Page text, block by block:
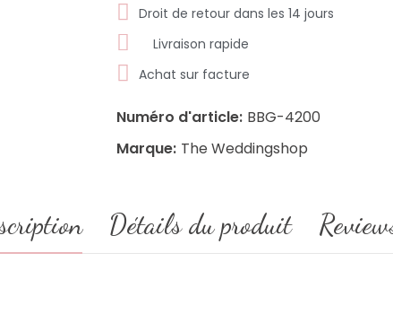
Droit de retour dans les 14 jours
Livraison rapide
Achat sur facture
Numéro d'article: BBG-4200
Marque: The Weddingshop
Détails du produit